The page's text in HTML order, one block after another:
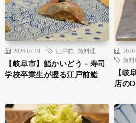
2026.07.19 江戸前 魚料理
【岐阜市】鮨かいどう – 寿司
学校卒業生が握る江戸前鮨
魚料
【岐
店の